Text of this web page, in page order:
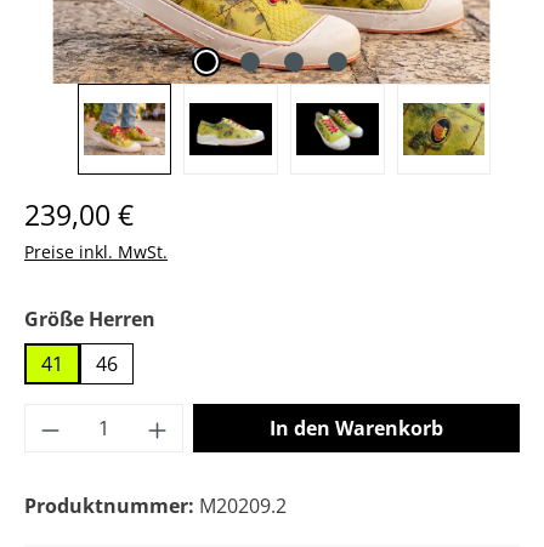
Regulärer Preis:
239,00 €
Preise inkl. MwSt.
Größe Herren
41
46
Produkt Anzahl: Gib den gewünschten
In den Warenkorb
Produktnummer: M20209.2